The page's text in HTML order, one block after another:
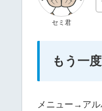
セミ君
もう一
メニュー→ア